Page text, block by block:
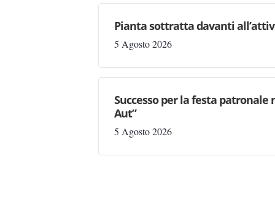
Pianta sottratta davanti
5 Agosto 2026
Successo per la festa
Aut”
5 Agosto 2026